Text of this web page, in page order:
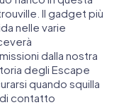
Il gadget più
nelle varie
dalla nostra
degli Escape
quando squilla
contatto